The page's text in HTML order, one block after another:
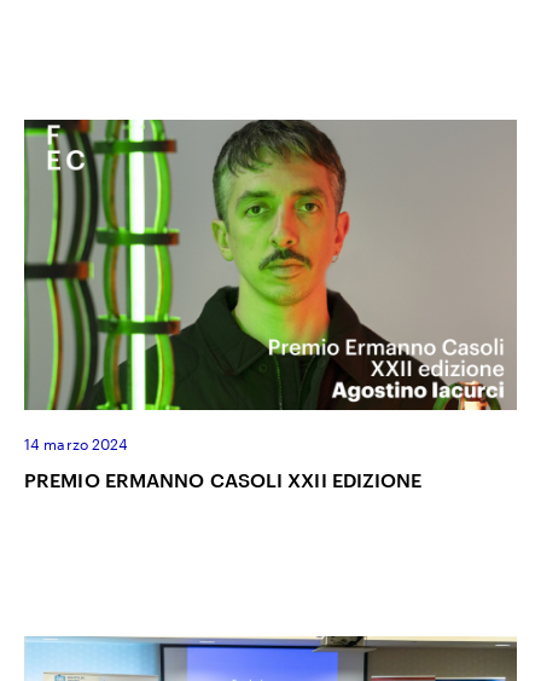
14 marzo 2024
PREMIO ERMANNO CASOLI XXII EDIZIONE